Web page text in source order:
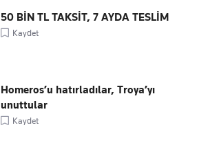
50 BİN TL TAKSİT, 7 AYDA TESLİM
Kaydet
Homeros’u hatırladılar, Troya’yı
unuttular
Kaydet